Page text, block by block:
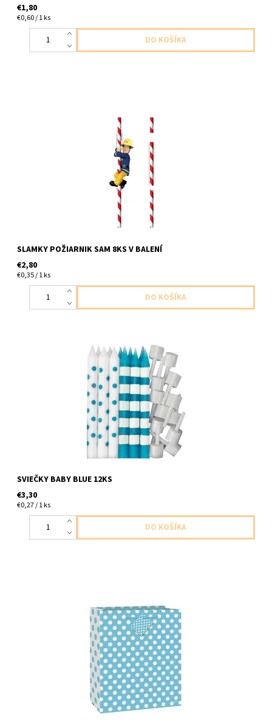
€1,80
€0,60 / 1 ks
papierové slamky s papierovou dekoracou poziarnika sama 8ks
SLAMKY POŽIARNIK SAM 8KS V BALENÍ
€2,80
€0,35 / 1 ks
sviečky 12ks v baleni 6ks biele s modrymi bodkami 6ks modre s
SVIEČKY BABY BLUE 12KS
€3,30
€0,27 / 1 ks
papierova darcekova taska modra s bielymi bodkami 1ks v baleni